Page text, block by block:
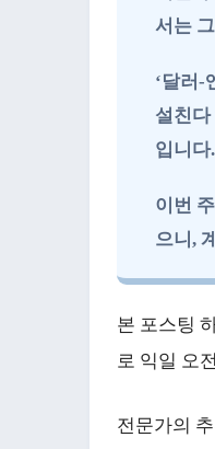
서는
‘달러-
설친다
입니다.
이번
으니,
본 포스팅
로 익일 오
전문가의